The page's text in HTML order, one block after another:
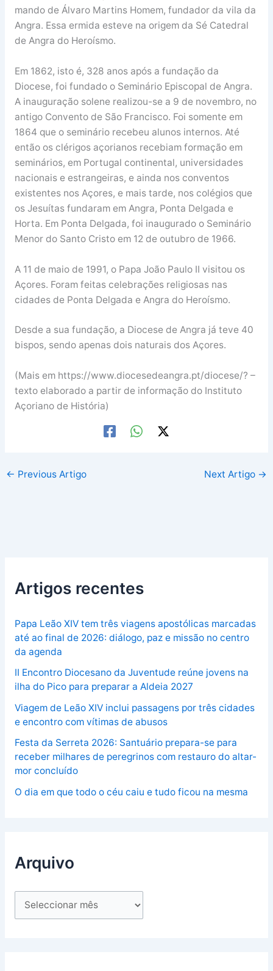
mando de Álvaro Martins Homem, fundador da vila da
Angra. Essa ermida esteve na origem da Sé Catedral
de Angra do Heroísmo.
Em 1862, isto é, 328 anos após a fundação da
Diocese, foi fundado o Seminário Episcopal de Angra.
A inauguração solene realizou-se a 9 de novembro, no
antigo Convento de São Francisco. Foi somente em
1864 que o seminário recebeu alunos internos. Até
então os clérigos açorianos recebiam formação em
seminários, em Portugal continental, universidades
nacionais e estrangeiras, e ainda nos conventos
existentes nos Açores, e mais tarde, nos colégios que
os Jesuítas fundaram em Angra, Ponta Delgada e
Horta. Em Ponta Delgada, foi inaugurado o Seminário
Menor do Santo Cristo em 12 de outubro de 1966.
A 11 de maio de 1991, o Papa João Paulo II visitou os
Açores. Foram feitas celebrações religiosas nas
cidades de Ponta Delgada e Angra do Heroísmo.
Desde a sua fundação, a Diocese de Angra já teve 40
bispos, sendo apenas dois naturais dos Açores.
(Mais em https://www.diocesedeangra.pt/diocese/? –
texto elaborado a partir de informação do Instituto
Açoriano de História)
← Previous Artigo Next Artigo →
Artigos recentes
Papa Leão XIV tem três viagens apostólicas marcadas
até ao final de 2026: diálogo, paz e missão no centro
da agenda
II Encontro Diocesano da Juventude reúne jovens na
ilha do Pico para preparar a Aldeia 2027
Viagem de Leão XIV inclui passagens por três cidades
e encontro com vítimas de abusos
Festa da Serreta 2026: Santuário prepara-se para
receber milhares de peregrinos com restauro do altar-
mor concluído
O dia em que todo o céu caiu e tudo ficou na mesma
Arquivo